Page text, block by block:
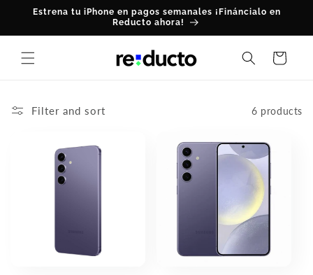
Skip to
Estrena tu iPhone en pagos semanales ¡Fináncialo en
Reducto ahora!
Cart
Filter and sort 6 products